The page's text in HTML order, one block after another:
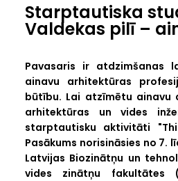
Starptautiska
Valdekas pilī –
Pavasaris ir atdzimšanas
ainavu arhitektūras
būtību. Lai atzīmētu ainavu
arhitektūras un vides
starptautisku aktivitāti
Pasākums norisināsies no 7.
Latvijas Biozinātņu un
vides zinātņu fakultātes